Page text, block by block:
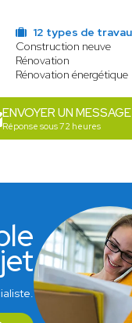
12 types de
Construction neuve
Rénovation
Rénovation énergétique
ENVOYER UN MESSAGE
Réponse sous 72 heures